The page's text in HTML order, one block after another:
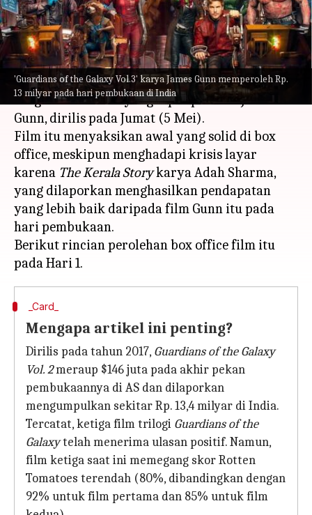
'Guardians of the Galaxy Vol.3' karya James Gunn memperoleh Rp.
13 milyar pada hari pembukaan di India
menulis Bob May 09, 2023 01:43 pm
Apa ceritanya
Guardians of the GalaxyVol. 3,film Marvel yang
sangat dinantikan yang dipimpin oleh James
Gunn, dirilis pada Jumat (5 Mei).
Film itu menyaksikan awal yang solid di box
office, meskipun menghadapi krisis layar
karena The Kerala Storykarya Adah Sharma,
yang dilaporkan menghasilkan pendapatan
yang lebih baik daripada film Gunn itu pada
hari pembukaan.
Berikut rincian perolehan box office film itu
_Card_
Mengapa artikel ini penting?
Dirilis pada tahun 2017, Guardians of the Galaxy
Vol. 2meraup $146 juta pada akhir pekan
pembukaannya di AS dan dilaporkan
mengumpulkan sekitar Rp. 13,4 milyar di India.
Tercatat, ketiga film trilogi Guardians of the
Galaxytelah menerima ulasan positif. Namun,
film ketiga saat ini memegang skor Rotten
Tomatoes terendah (80%, dibandingkan dengan
92% untuk film pertama dan 85% untuk film